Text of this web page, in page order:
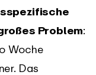
Problem:
Woche
Das